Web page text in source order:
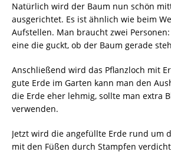
Natürlich wird der Baum nun schön
ausgerichtet. Es ist ähnlich wie beim
Aufstellen. Man braucht zwei
eine die guckt, ob der Baum gerade
Anschließend wird das Pflanzloch mit
gute Erde im Garten kann man den
die Erde eher lehmig, sollte man extra
verwenden.
Jetzt wird die angefüllte Erde rund um
mit den Füßen durch Stampfen